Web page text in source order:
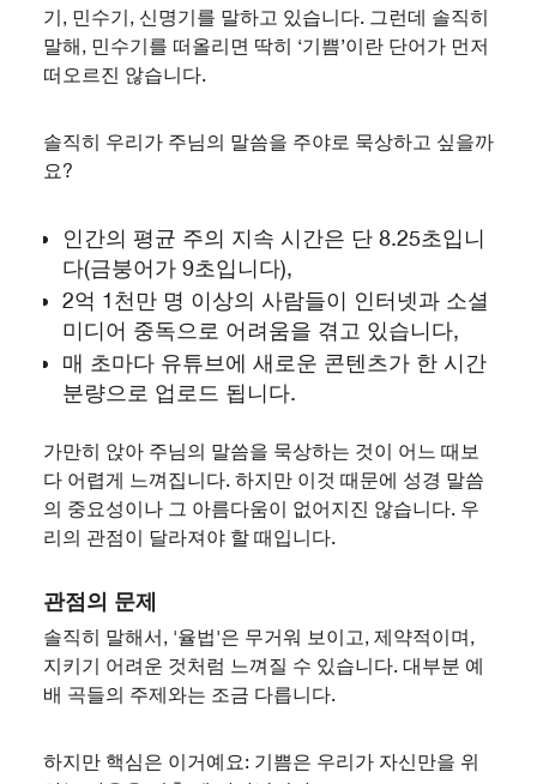
기, 민수기, 신명기를 말하고 있습니다. 그런데 솔직히
말해, 민수기를 떠올리면 딱히 ‘기쁨’이란 단어가 먼저
떠오르진 않습니다.
솔직히 우리가 주님의 말씀을 주야로 묵상하고 싶을까
요?
인간의 평균 주의 지속 시간은 단 8.25초입니
다(금붕어가 9초입니다),
2억 1천만 명 이상의 사람들이 인터넷과 소셜
미디어 중독으로 어려움을 겪고 있습니다,
매 초마다 유튜브에 새로운 콘텐츠가 한 시간
분량으로 업로드 됩니다.
가만히 앉아 주님의 말씀을 묵상하는 것이 어느 때보
다 어렵게 느껴집니다. 하지만 이것 때문에 성경 말씀
의 중요성이나 그 아름다움이 없어지진 않습니다. 우
리의 관점이 달라져야 할 때입니다.
관점의 문제
솔직히 말해서, '율법'은 무거워 보이고, 제약적이며,
지키기 어려운 것처럼 느껴질 수 있습니다. 대부분 예
배 곡들의 주제와는 조금 다릅니다.
하지만 핵심은 이거예요: 기쁨은 우리가 자신만을 위